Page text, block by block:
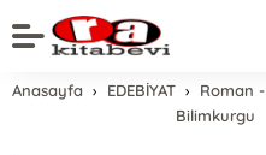
Anasayfa EDEBİYAT
Roman -
Bilimkurgu